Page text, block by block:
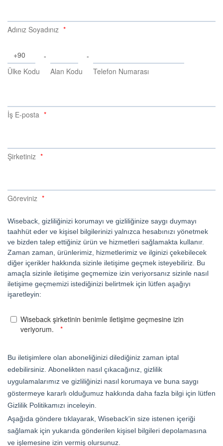
Adınız Soyadınız
Ülke Kodu
-
Alan Kodu
-
Telefon Numarası
İş E-posta
Şirketiniz
Göreviniz
Wiseback, gizliliğinizi korumayı ve gizliliğinize saygı duymayı
taahhüt eder ve kişisel bilgilerinizi yalnızca hesabınızı yönetmek
ve bizden talep ettiğiniz ürün ve hizmetleri sağlamakta kullanır.
Zaman zaman, ürünlerimiz, hizmetlerimiz ve ilginizi çekebilecek
diğer içerikler hakkında sizinle iletişime geçmek isteyebiliriz. Bu
amaçla sizinle iletişime geçmemize izin veriyorsanız sizinle nasıl
iletişime geçmemizi istediğinizi belirtmek için lütfen aşağıyı
işaretleyin:
Wiseback şirketinin benimle iletişime geçmesine izin
veriyorum.
Bu iletişimlere olan aboneliğinizi dilediğiniz zaman iptal
edebilirsiniz. Abonelikten nasıl çıkacağınız, gizlilik
uygulamalarımız ve gizliliğinizi nasıl korumaya ve buna saygı
göstermeye kararlı olduğumuz hakkında daha fazla bilgi için lütfen
Gizlilik Politikamızı inceleyin.
Aşağıda göndere tıklayarak, Wiseback'in size istenen içeriği
sağlamak için yukarıda gönderilen kişisel bilgileri depolamasına
ve işlemesine izin vermiş olursunuz.